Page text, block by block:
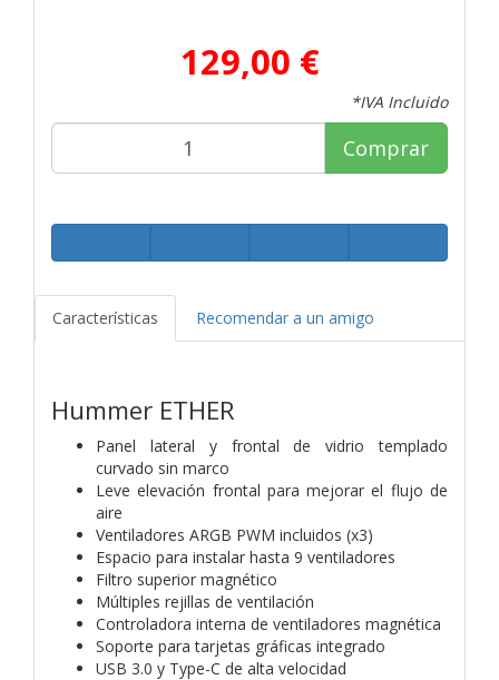
129,00 €
*IVA Incluido
Comprar
Características Recomendar a un amigo
Hummer ETHER
Panel lateral y frontal de vidrio templado
curvado sin marco
Leve elevación frontal para mejorar el flujo de
aire
Ventiladores ARGB PWM incluidos (x3)
Espacio para instalar hasta 9 ventiladores
Filtro superior magnético
Múltiples rejillas de ventilación
Controladora interna de ventiladores magnética
Soporte para tarjetas gráficas integrado
USB 3.0 y Type-C de alta velocidad